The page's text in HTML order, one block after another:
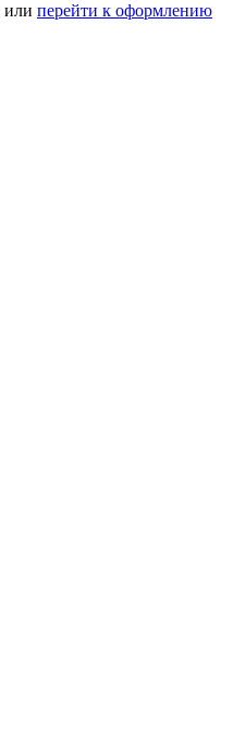
или перейти к оформлению